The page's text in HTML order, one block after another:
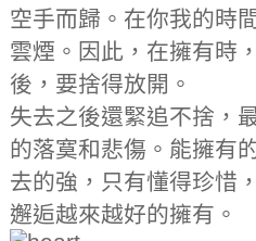
空手而歸。在你我的時
雲煙。因此，在擁有時
後，要捨得放開。
失去之後還緊追不捨，
的落寞和悲傷。能擁有
去的強，只有懂得珍惜
邂逅越來越好的擁有。